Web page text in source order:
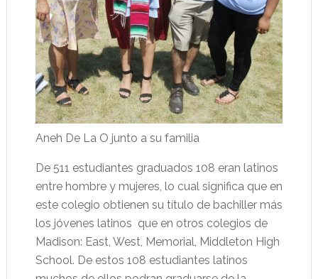
Aneh De La O junto a su familia
De 511 estudiantes graduados 108 eran latinos
entre hombre y mujeres, lo cual significa que en
este colegio obtienen su título de bachiller más
los jóvenes latinos que en otros colegios de
Madison: East, West, Memorial, Middleton High
School. De estos 108 estudiantes latinos